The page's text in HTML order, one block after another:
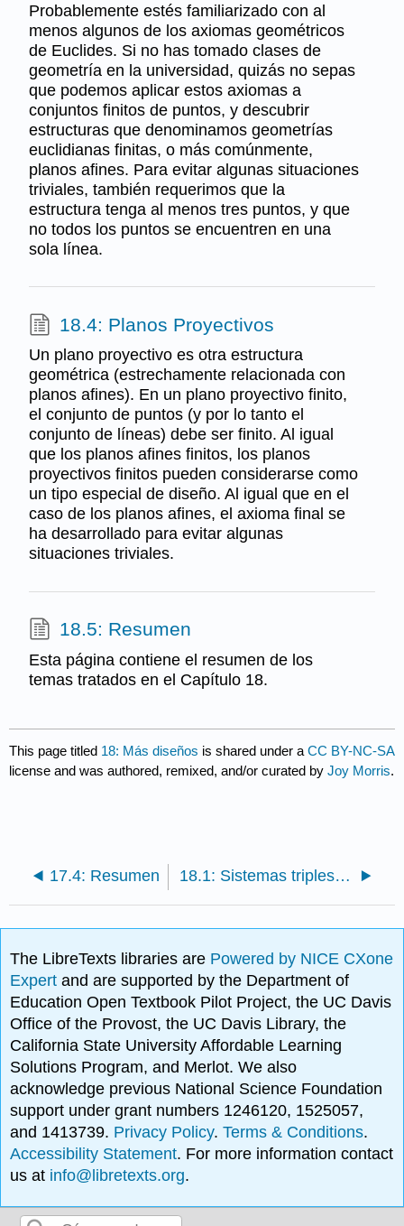
Probablemente estés familiarizado con al
menos algunos de los axiomas geométricos
de Euclides. Si no has tomado clases de
geometría en la universidad, quizás no sepas
que podemos aplicar estos axiomas a
conjuntos finitos de puntos, y descubrir
estructuras que denominamos geometrías
euclidianas finitas, o más comúnmente,
planos afines. Para evitar algunas situaciones
triviales, también requerimos que la
estructura tenga al menos tres puntos, y que
no todos los puntos se encuentren en una
sola línea.
18.4: Planos Proyectivos
Un plano proyectivo es otra estructura
geométrica (estrechamente relacionada con
planos afines). En un plano proyectivo finito,
el conjunto de puntos (y por lo tanto el
conjunto de líneas) debe ser finito. Al igual
que los planos afines finitos, los planos
proyectivos finitos pueden considerarse como
un tipo especial de diseño. Al igual que en el
caso de los planos afines, el axioma final se
ha desarrollado para evitar algunas
situaciones triviales.
18.5: Resumen
Esta página contiene el resumen de los
temas tratados en el Capítulo 18.
This page titled 18: Más diseños is shared under aCC BY-NC-SA
license and was authored, remixed, and/or curated byJoy Morris.
17.4: Resumen 18.1: Sistemas triples Steiner y Kirkman
The LibreTexts libraries are Powered by NICE CXone
Expertand are supported by the Department of
Education Open Textbook Pilot Project, the UC Davis
Office of the Provost, the UC Davis Library, the
California State University Affordable Learning
Solutions Program, and Merlot. We also
acknowledge previous National Science Foundation
support under grant numbers 1246120, 1525057,
and 1413739. Privacy Policy.Terms & Conditions.
Accessibility Statement. For more information contact
us at info@libretexts.org.